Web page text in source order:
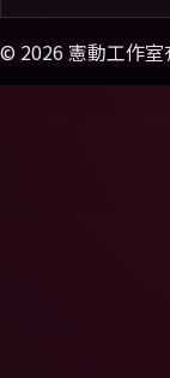
© 2026 憲動工作